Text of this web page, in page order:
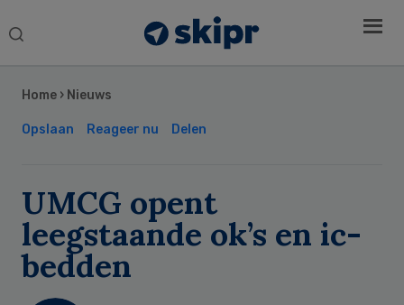
Search
Home › Nieuws
Opslaan Reageer nu Delen
UMCG opent
leegstaande ok’s en ic-
bedden
Sidebar